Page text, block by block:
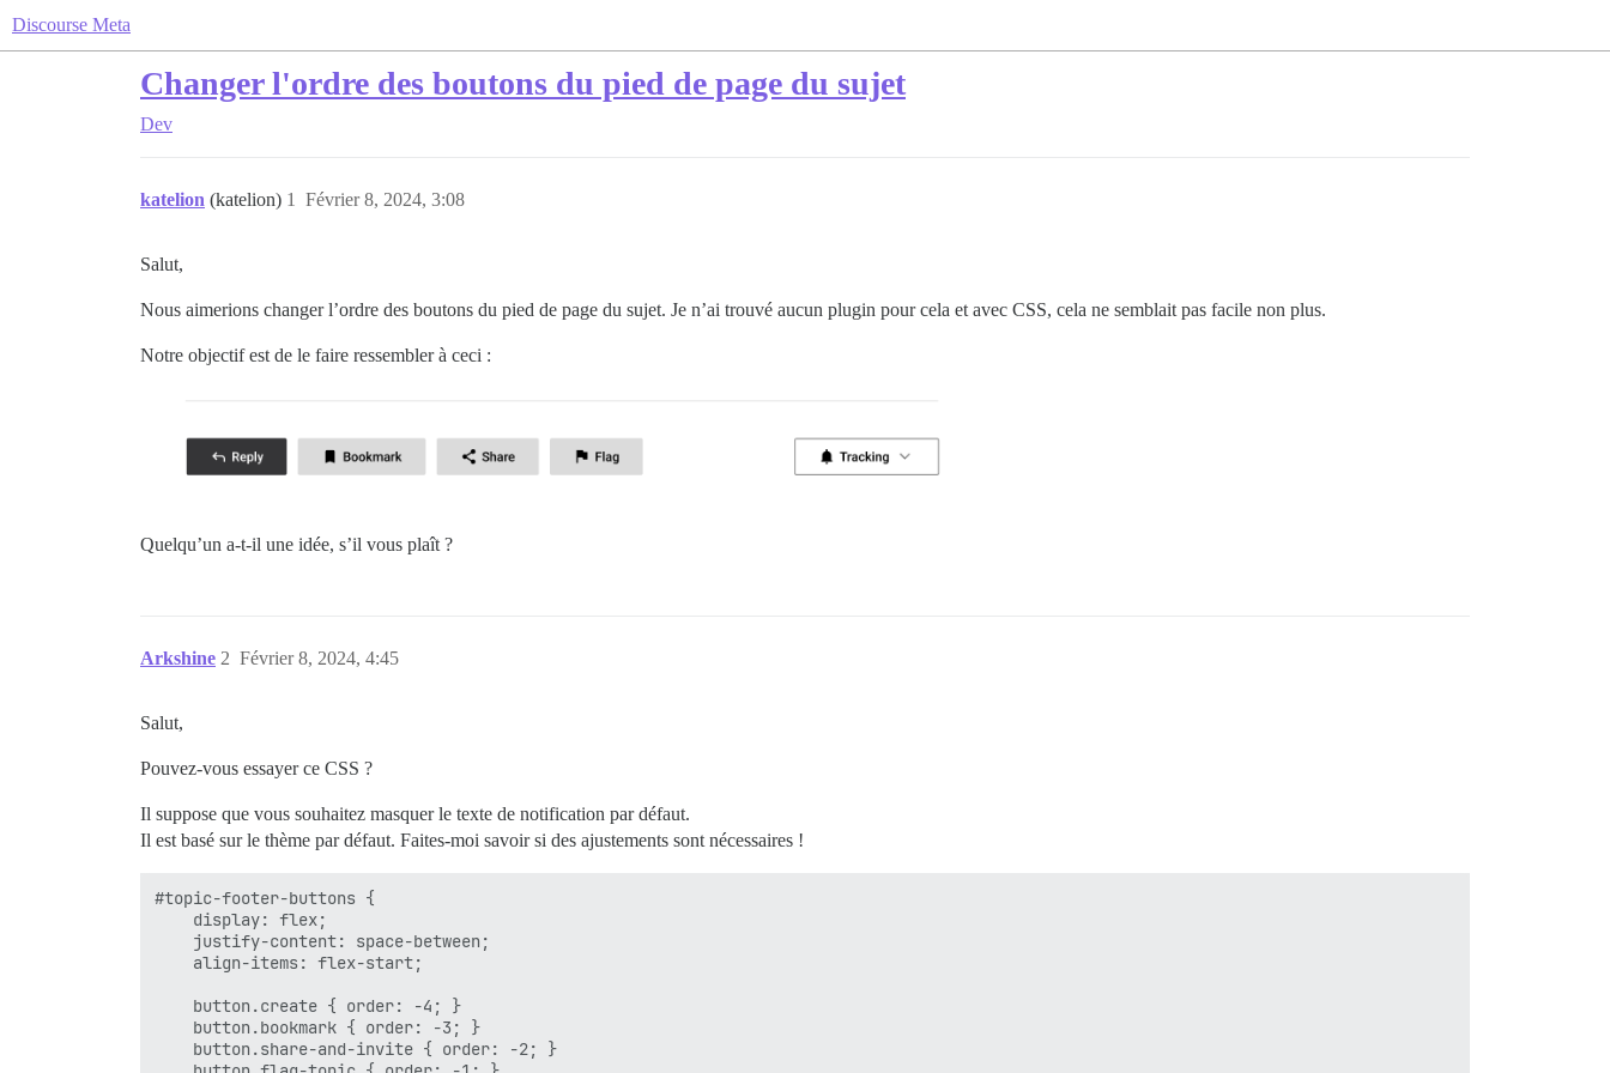
Discourse Meta
Changer l'ordre des boutons du pied de page du sujet
Dev
katelion (katelion) Février 8, 2024, 3:08
1
Salut,
Nous aimerions changer l’ordre des boutons du pied de page du sujet. Je n’ai trouvé aucun plugin pour cela et avec CSS, cela ne semblait pas facile non plus.
Notre objectif est de le faire ressembler à ceci :
Quelqu’un a-t-il une idée, s’il vous plaît ?
Arkshine Février 8, 2024, 4:45
2
Salut,
Pouvez-vous essayer ce CSS ?
Il suppose que vous souhaitez masquer le texte de notification par défaut.
Il est basé sur le thème par défaut. Faites-moi savoir si des ajustements sont nécessaires !
#topic-footer-buttons {
    display: flex;
    justify-content: space-between;
    align-items: flex-start;
    button.create { order: -4; }
    button.bookmark { order: -3; }
    button.share-and-invite { order: -2; }